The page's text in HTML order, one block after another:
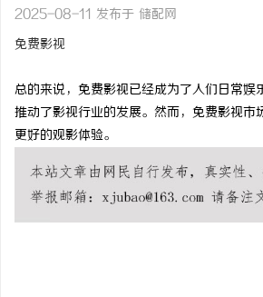
2025-08-11 发布于 储配网
免费影视
总的来说，免费影视已经成为了人们日常
推动了影视行业的发展。然而，免费影视
更好的观影体验。